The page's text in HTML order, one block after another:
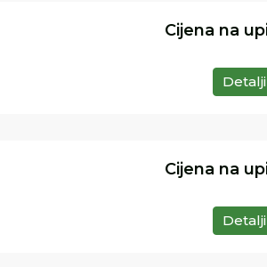
Cijena na
Detalji
Cijena na
Detalji